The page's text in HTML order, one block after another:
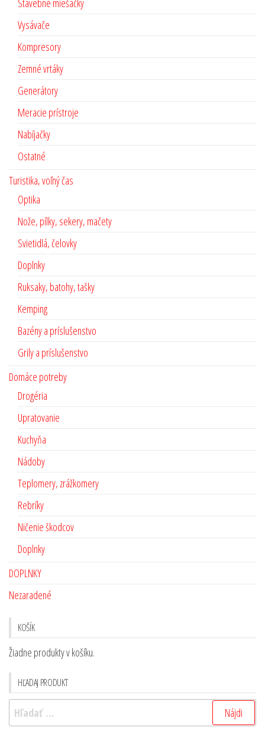
Vysávače
Kompresory
Zemné vrtáky
Generátory
Meracie prístroje
Nabíjačky
Ostatné
Turistika, voľný čas
Optika
Nože, pílky, sekery, mačety
Svietidlá, čelovky
Doplnky
Ruksaky, batohy, tašky
Kemping
Bazény a príslušenstvo
Grily a príslušenstvo
Domáce potreby
Drogéria
Upratovanie
Kuchyňa
Nádoby
Teplomery, zrážkomery
Rebríky
Ničenie škodcov
Doplnky
DOPLNKY
Nezaradené
KOŠÍK
Žiadne produkty v košíku.
HĽADAJ PRODUKT